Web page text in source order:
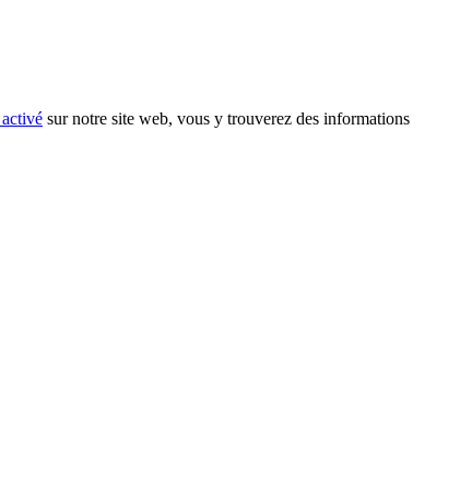
sur notre site web, vous y trouverez des informations